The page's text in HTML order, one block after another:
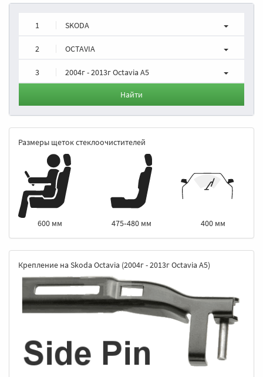
1 SKODA
2 OCTAVIA
3 2004г - 2013г Octavia A5
Найти
Размеры щеток стеклоочистителей
600 мм 475‑480 мм 400 мм
Крепление на Skoda Octavia (2004г - 2013г Octavia A5)